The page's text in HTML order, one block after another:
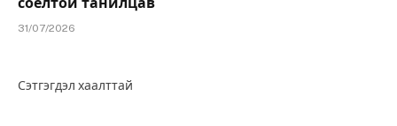
31/07/2026
Сэтгэгдэл хаалттай